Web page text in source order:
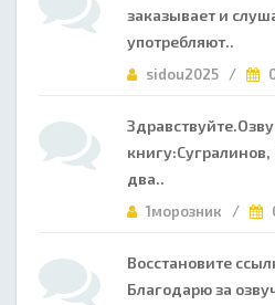
заказывает и
употребляют..
sidou2025 /
два..
1морозник /
Восстановите
Благодарю за